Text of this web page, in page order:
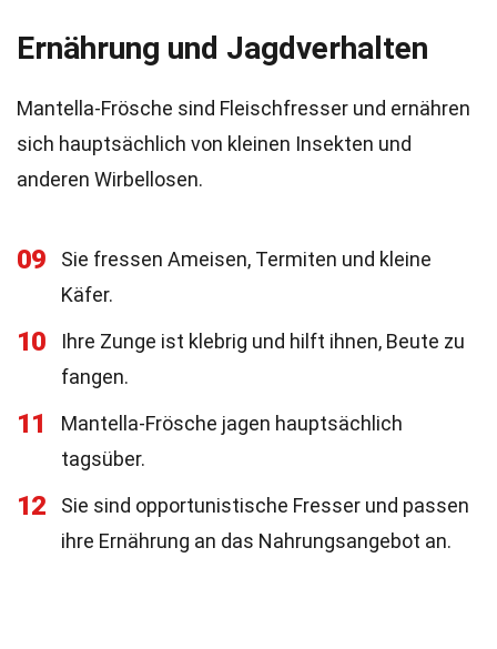
Ernährung und Jagdverhalten
Mantella-Frösche sind Fleischfresser und ernähren
sich hauptsächlich von kleinen Insekten und
anderen Wirbellosen.
09
Sie fressen Ameisen, Termiten und kleine
Käfer.
10
Ihre Zunge ist klebrig und hilft ihnen, Beute zu
fangen.
11
Mantella-Frösche jagen hauptsächlich
tagsüber.
12
Sie sind opportunistische Fresser und passen
ihre Ernährung an das Nahrungsangebot an.